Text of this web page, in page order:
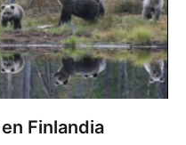
Finlandia